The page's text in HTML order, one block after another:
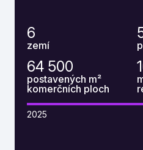
6
zemí
64 500
postavených m²
komerčních ploch
2025